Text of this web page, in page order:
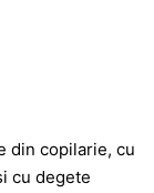
din copilarie, cu
cu degete